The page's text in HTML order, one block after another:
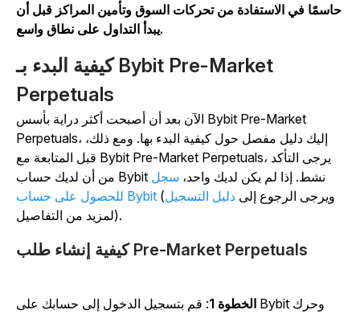
حاسمًا في الاستفادة من تحركات السوق وتأمين المراكز قبل أن
كيفية البدء بـ Bybit Pre-Market
Perpetuals
الآن بعد أن أصبحت أكثر دراية بأسس Bybit Pre-Market
Perpetuals، إليك دليل مفصل حول كيفية البدء بها. ومع ذلك،
قبل المتابعة مع Bybit Pre-Market Perpetuals، يرجى التأكد
من أن لديك حساب Bybit نشط. إذا لم يكن لديك واحد،سجل
للحصول على حساب Bybit
(ويرجى الرجوع إلىدليل التسجيل
كيفية إنشاء طلب Pre-Market Perpetuals
الخطوة 1 : قم بتسجيل الدخول إلى حسابك على Bybit وحرك